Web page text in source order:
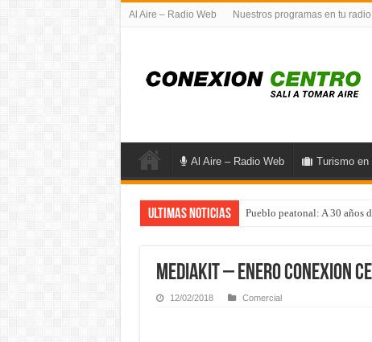
Al Aire – Radio Web Nuestros programas en tu radio
Al Aire – Radio Web Turismo en
Ultimas noticias Pueblo peatonal: A 30 años
Viajes TDH en Infinito Water
mediakit – Enero Conexion
12/02/2018 Comercial